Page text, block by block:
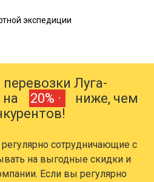
экспедиции
Луга-
20% ·
ниже, чем
сотрудничающие с
на выгодные скидки и
Если вы регулярно